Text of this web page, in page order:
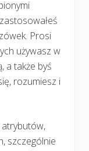
Prosi
używasz w
a także byś
rozumiesz i
atrybutów,
szczególnie